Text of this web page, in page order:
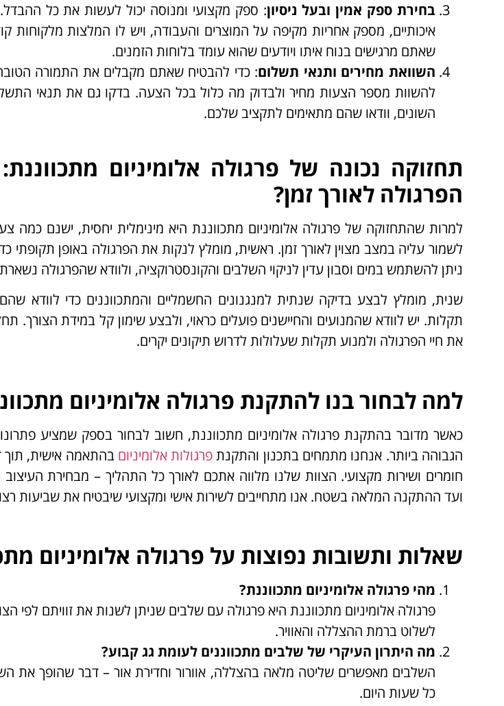
בחירת ספק אמין ובעל ניסיון: ספק מקצועי ומנוסה יכול לעשות את כל
איכותיים, מספק אחריות מקיפה על המוצרים והעבודה, ויש לו המלצות מלקוחות
שאתם מרגישים בנוח איתו ויודעים שהוא עומד בלוחות הזמנים.
השוואת מחירים ותנאי תשלום: כדי להבטיח שאתם מקבלים את התמורה
להשוות מספר הצעות מחיר ולבדוק מה כלול בכל הצעה. בדקו גם את תנאי
השונים, וודאו שהם מתאימים לתקציב שלכם.
תחזוקה נכונה של פרגולה אלומיניום
הפרגולה לאורך זמן?
למרות שהתחזוקה של פרגולה אלומיניום מתכווננת היא מינימלית יחסית, ישנם כמה
לשמור עליה במצב מצוין לאורך זמן. ראשית, מומלץ לנקות את הפרגולה באופן תקופתי
ניתן להשתמש במים וסבון עדין לניקוי השלבים והקונסטרוקציה, ולוודא שהפרגולה
שנית, מומלץ לבצע בדיקה שנתית למנגנונים החשמליים והמתכווננים כדי לוודא
תקלות. יש לוודא שהמנועים והחיישנים פועלים כראוי, ולבצע שימון קל במידת הצורך.
את חיי הפרגולה ולמנוע תקלות שעלולות לדרוש תיקונים יקרים.
למה לבחור בנו להתקנת פרגולה אלומיניום
כאשר מדובר בהתקנת פרגולה אלומיניום מתכווננת, חשוב לבחור בספק שמציע
הגבוהה ביותר. אנחנו מתמחים בתכנון והתקנתפרגולות אלומיניום בהתאמה אישית, תוך
חומרים ושירות מקצועי. הצוות שלנו מלווה אתכם לאורך כל התהליך – מבחירת
ועד ההתקנה המלאה בשטח. אנו מתחייבים לשירות אישי ומקצועי שיבטיח את שביעות
שאלות ותשובות נפוצות על פרגולה אלומיניום
מהי פרגולה אלומיניום מתכווננת?
פרגולה אלומיניום מתכווננת היא פרגולה עם שלבים שניתן לשנות את זוויתם לפי
לשלוט ברמת ההצללה והאוויר.
מה היתרון העיקרי של שלבים מתכווננים לעומת גג קבוע?
השלבים מאפשרים שליטה מלאה בהצללה, אוורור וחדירת אור – דבר שהופך את
כל שעות היום.